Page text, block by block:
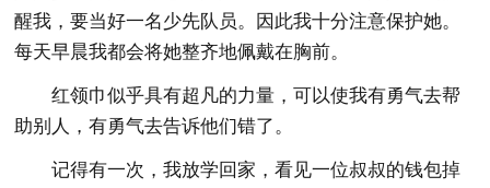
醒我，要当好一名少先队员。因此我十分注意保护她。
每天早晨我都会将她整齐地佩戴在胸前。
红领巾似乎具有超凡的力量，可以使我有勇气去帮
助别人，有勇气去告诉他们错了。
记得有一次，我放学回家，看见一位叔叔的钱包掉